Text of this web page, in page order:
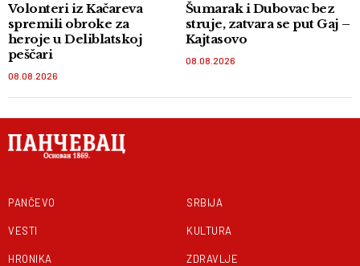
Volonteri iz Kačareva
spremili obroke za
heroje u Deliblatskoj
peščari
08.08.2026
Šumarak i Dubovac bez
struje, zatvara se put Gaj –
Kajtasovo
08.08.2026
PANČEVO
VESTI
HRONIKA
SRBIJA
KULTURA
ZDRAVLJE